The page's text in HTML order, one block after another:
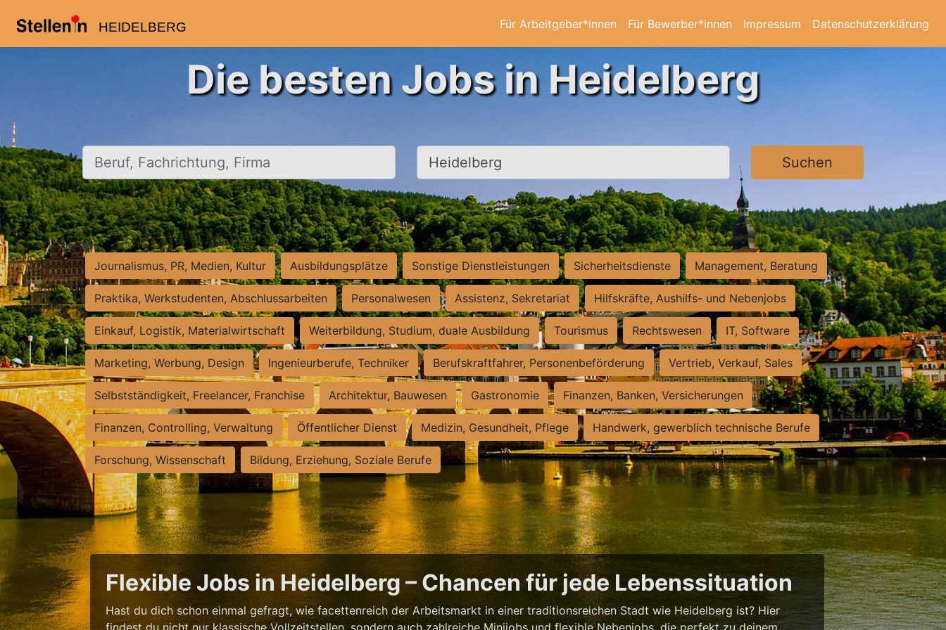
HEIDELBERG Für Arbeitgeber*innen Für Bewerber*innen Impressum Datenschutzerklärung
Die besten Jobs in Heidelberg
Beruf, Fachrichtung, Firma Ort, Stadt Suchen
Journalismus, PR, Medien, Kultur Ausbildungsplätze Sonstige Dienstleistungen Sicherheitsdienste Management, Beratung
Praktika, Werkstudenten, Abschlussarbeiten Personalwesen Assistenz, Sekretariat Hilfskräfte, Aushilfs- und Nebenjobs
Einkauf, Logistik, Materialwirtschaft Weiterbildung, Studium, duale Ausbildung Tourismus Rechtswesen IT, Software
Marketing, Werbung, Design Ingenieurberufe, Techniker Berufskraftfahrer, Personenbeförderung Vertrieb, Verkauf, Sales
Selbstständigkeit, Freelancer, Franchise Architektur, Bauwesen Gastronomie Finanzen, Banken, Versicherungen
Finanzen, Controlling, Verwaltung Öffentlicher Dienst Medizin, Gesundheit, Pflege Handwerk, gewerblich technische Berufe
Forschung, Wissenschaft Bildung, Erziehung, Soziale Berufe
Flexible Jobs in Heidelberg – Chancen für jede Lebenssituation
Hast du dich schon einmal gefragt, wie facettenreich der Arbeitsmarkt in einer traditionsreichen Stadt wie Heidelberg ist? Hier